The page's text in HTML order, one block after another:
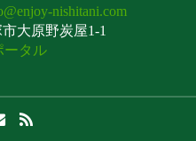
nishitani.com
大原野炭屋1-1
ータル